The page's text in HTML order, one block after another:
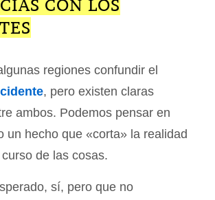
CON LOS
regiones confundir el
, pero existen claras
ambos. Podemos pensar en
un hecho que «corta» la realidad
de las cosas.
sí, pero que no